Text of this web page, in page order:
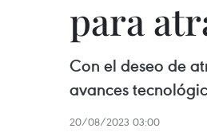
para
Con el deseo de
avances
20/08/2023 03:00